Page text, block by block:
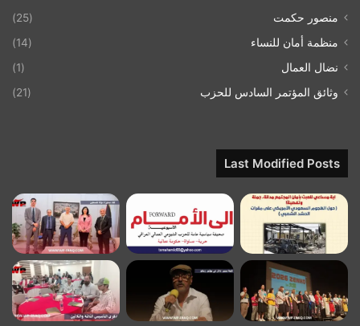
منصور حكمت
(25)
منظمة أمان للنساء
(14)
نضال العمال
(1)
وثائق المؤتمر السادس للحزب
(21)
Last Modified Posts